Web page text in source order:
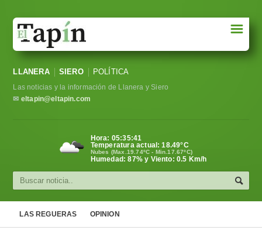
Sociedad
Política
Cultura
☰
LLANERA SIERO POLÍTICA
Las noticias y la información de Llanera y Siero
✉ eltapin@eltapin.com
Hora: 05:35:42
Temperatura actual:18.49°C
Nubes (Max.19.74ºC - Min.17.67ºC)
Humedad: 87% y Viento: 0.5 Km/h
LAS REGUERAS OPINION